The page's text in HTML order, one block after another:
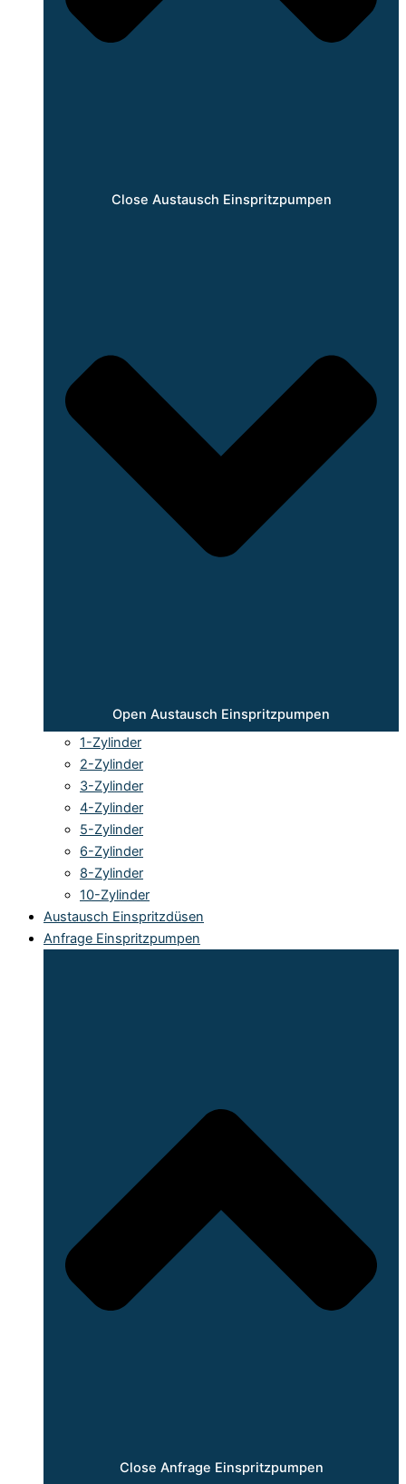
Close Austausch Einspritzpumpen
Open Austausch Einspritzpumpen
1-Zylinder
2-Zylinder
3-Zylinder
4-Zylinder
5-Zylinder
6-Zylinder
8-Zylinder
10-Zylinder
Austausch Einspritzdüsen
Anfrage Einspritzpumpen
Close Anfrage Einspritzpumpen